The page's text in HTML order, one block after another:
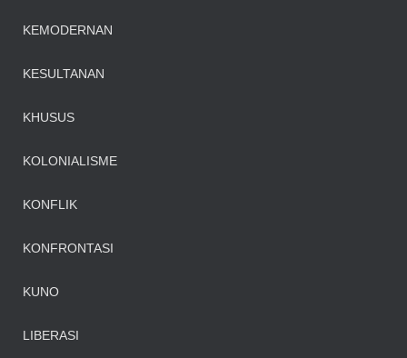
KEMODERNAN
KESULTANAN
KHUSUS
KOLONIALISME
KONFLIK
KONFRONTASI
KUNO
LIBERASI